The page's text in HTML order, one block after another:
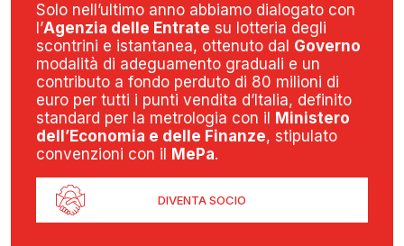
Solo nell’ultimo anno abbiamo dialogato con
l’Agenzia delle Entrate su lotteria degli
scontrini e istantanea, ottenuto dal Governo
modalità di adeguamento graduali e un
contributo a fondo perduto di 80 milioni di
euro per tutti i punti vendita d’Italia, definito
standard per la metrologia con il
Ministero
dell’Economia e delle Finanze, stipulato
convenzioni con il
MePa.
DIVENTA SOCIO